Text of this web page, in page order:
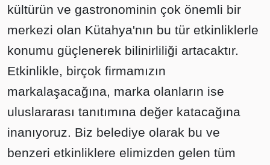
kültürün ve gastronominin çok önemli bir
merkezi olan Kütahya'nın bu tür etkinliklerle
konumu güçlenerek bilinirliliği artacaktır.
Etkinlikle, birçok firmamızın
markalaşacağına, marka olanların ise
uluslararası tanıtımına değer katacağına
inanıyoruz. Biz belediye olarak bu ve
benzeri etkinliklere elimizden gelen tüm